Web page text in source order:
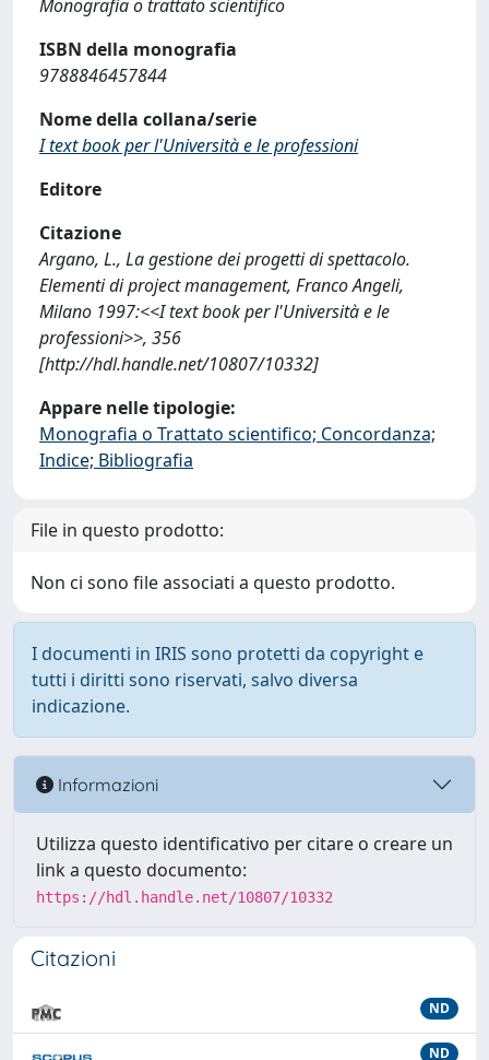
Monografia o trattato scientifico
ISBN della monografia
9788846457844
Nome della collana/serie
I text book per l'Università e le professioni
Editore
Citazione
Argano, L., La gestione dei progetti di spettacolo.
Elementi di project management, Franco Angeli,
Milano 1997:<<I text book per l'Università e le
professioni>>, 356
[http://hdl.handle.net/10807/10332]
Appare nelle tipologie:
Monografia o Trattato scientifico; Concordanza;
Indice; Bibliografia
File in questo prodotto:
Non ci sono file associati a questo prodotto.
I documenti in IRIS sono protetti da copyright e
tutti i diritti sono riservati, salvo diversa
indicazione.
Informazioni
Utilizza questo identificativo per citare o creare un
link a questo documento:
https://hdl.handle.net/10807/10332
Citazioni
ND
ND